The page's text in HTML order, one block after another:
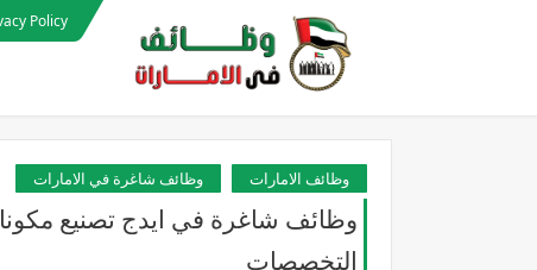
Policy
وظائف الامارات وظائف شاغرة في الامارات
وظائف شاغرة في ايدج تصنيع
التخصصات